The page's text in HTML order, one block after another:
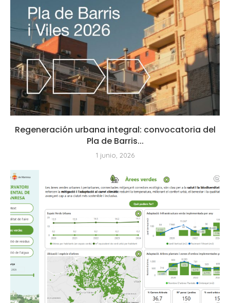
Regeneración urbana integral: convocatoria del
Pla de Barris...
1 junio, 2026